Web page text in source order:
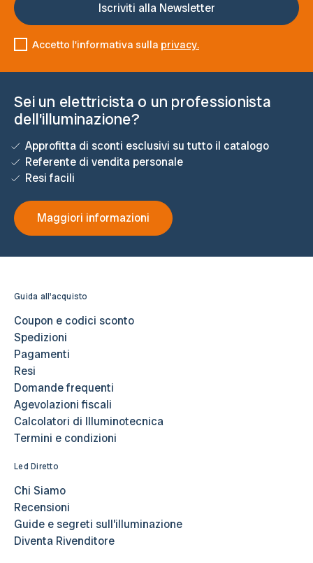
Accetto l'informativa sulla privacy.
Sei un elettricista o un professionista
dell'illuminazione?
Approfitta di sconti esclusivi su tutto il catalogo
Referente di vendita personale
Resi facili
Maggiori informazioni
Guida all'acquisto
Coupon e codici sconto
Spedizioni
Pagamenti
Resi
Domande frequenti
Agevolazioni fiscali
Calcolatori di Illuminotecnica
Termini e condizioni
Led Diretto
Chi Siamo
Recensioni
Guide e segreti sull’illuminazione
Diventa Rivenditore